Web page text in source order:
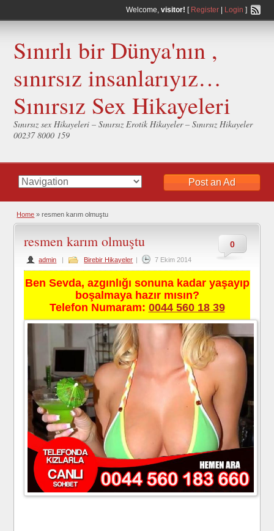
Welcome, visitor! [ Register| Login ]
Sınırlı bir Dünya'nın ,
sınırsız insanlarıyız…
Sınırsız Sex Hikayeleri
Sınırsız sex Hikayeleri – Sınırsız Erotik Hikayeler – Sınırsız Hikayeler
00237 8000 159
Post an Ad
Home » resmen karım olmuştu
0
resmen karım olmuştu
admin | Birebir Hikayeler | 7 Ekim 2014
Ben Sevda, azgınlığı sonuna kadar yaşayıp
boşalmaya hazır mısın?
Telefon Numaram: 0044 560 18 39